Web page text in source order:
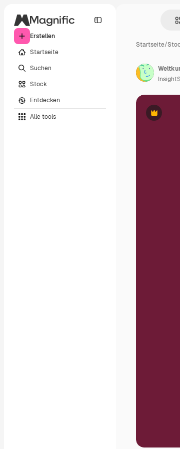
Erstellen
Startseite
Suchen
Stock
Entdecken
Alle tools
Startseite/
Premium